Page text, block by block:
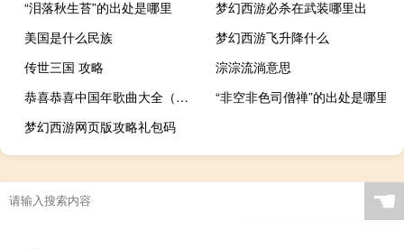
“泪落秋生苔”的出处是哪里
梦幻西游必杀在武装哪里出
美国是什么民族
梦幻西游飞升降什么
传世三国 攻略
淙淙流淌意思
恭喜恭喜中国年歌曲大全（恭喜恭喜 中国娃娃）
“非空非色司僧禅”的出处是哪里
梦幻西游网页版攻略礼包码
☚